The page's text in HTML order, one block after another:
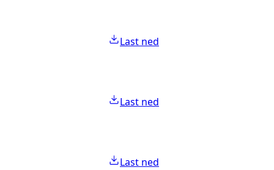
Last ned
Last ned
Last ned